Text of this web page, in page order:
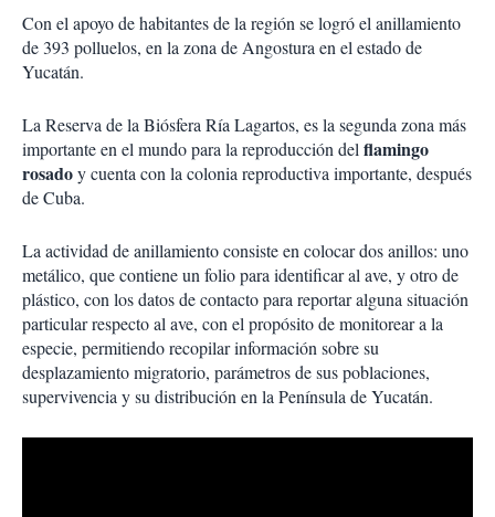
Con el apoyo de habitantes de la región se logró el anillamiento
de 393 polluelos, en la zona de Angostura en el estado de
Yucatán.
La Reserva de la Biósfera Ría Lagartos, es la segunda zona más
importante en el mundo para la reproducción del flamingo
rosadoy cuenta con la colonia reproductiva importante, después
de Cuba.
La actividad de anillamiento consiste en colocar dos anillos: uno
metálico, que contiene un folio para identificar al ave, y otro de
plástico, con los datos de contacto para reportar alguna situación
particular respecto al ave, con el propósito de monitorear a la
especie, permitiendo recopilar información sobre su
desplazamiento migratorio, parámetros de sus poblaciones,
supervivencia y su distribución en la Península de Yucatán.